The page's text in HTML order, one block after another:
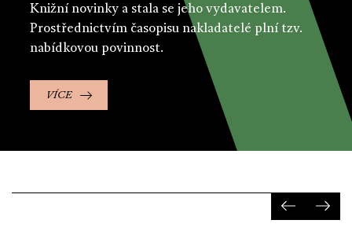
Knižní novinky a stala se jeho vydavatelem.
Prostřednictvím časopisu nakladatelé plní tzv.
nabídkovou povinnost.
VÍCE